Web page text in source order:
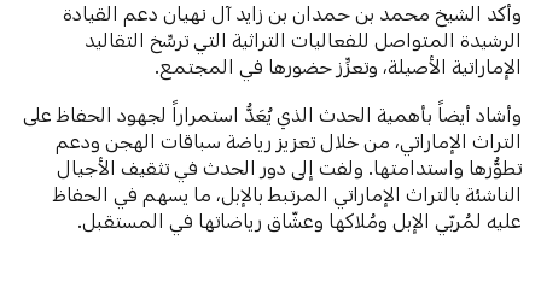
وأكد الشيخ محمد بن حمدان بن زايد آل نهيان دعم القيادة
الرشيدة المتواصل للفعاليات التراثية التي ترسِّخ التقاليد
الإماراتية الأصيلة، وتعزِّز حضورها في المجتمع.
وأشاد أيضاً بأهمية الحدث الذي يُعَدُّ استمراراً لجهود الحفاظ على
التراث الإماراتي، من خلال تعزيز رياضة سباقات الهجن ودعم
تطوُّرها واستدامتها. ولفت إلى دور الحدث في تثقيف الأجيال
الناشئة بالتراث الإماراتي المرتبط بالإبل، ما يسهم في الحفاظ
عليه لمُربّي الإبل ومُلاكها وعشّاق رياضاتها في المستقبل.